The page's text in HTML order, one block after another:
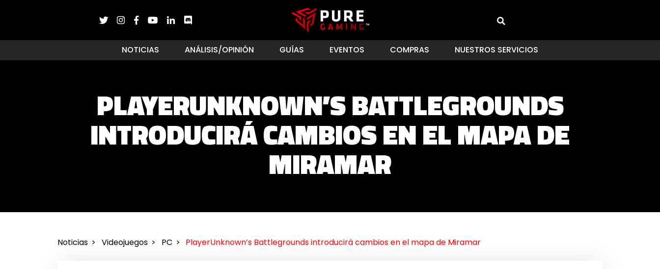
NOTICIAS ANÁLISIS/OPINIÓN GUÍAS EVENTOS COMPRAS NUESTROS SERVICIOS
PLAYERUNKNOWN’S BATTLEGROUNDS
INTRODUCIRÁ CAMBIOS EN EL MAPA DE
MIRAMAR
Noticias Videojuegos PC PlayerUnknown’s Battlegrounds introducirá cambios en el mapa de Miramar